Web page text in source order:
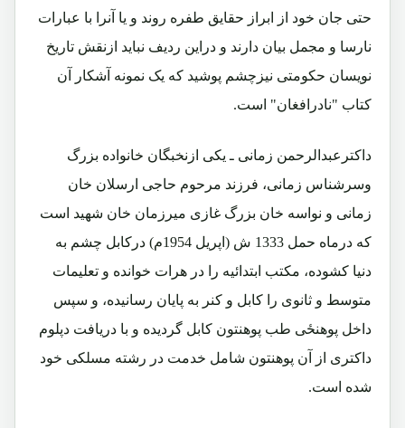
حتی جان خود از ابراز حقایق طفره روند و یا آنرا با عبارات
نارسا و مجمل بیان دارند و دراین ردیف نباید ازنقش تاریخ
نویسان حکومتی نیزچشم پوشید که یک نمونه آشکار آن
کتاب "نادرافغان" است.
داکترعبدالرحمن زمانی ـ یکی ازنخبگان خانواده بزرگ
وسرشناس زمانی، فرزند مرحوم حاجی ارسلان خان
زمانی و نواسه خان بزرگ غازی میرزمان خان شهید است
که درماه حمل 1333 ش (اپریل 1954م) درکابل چشم به
دنیا کشوده، مکتب ابتدائیه را در هرات خوانده و تعلیمات
متوسط و ثانوی را کابل و کنر به پایان رسانیده، و سپس
داخل پوهنځی طب پوهنتون کابل گردیده و با دریافت دپلوم
داکتری از آن پوهنتون شامل خدمت در رشته مسلکی خود
شده است.